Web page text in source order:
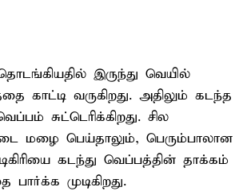
இருந்து வெயில்
காட்டி வருகிறது. அதிலும் கடந்த
சுட்டெரிக்கிறது. சில
மழை பெய்தாலும், பெரும்பாலான
கடந்து வெப்பத்தின் தாக்கம்
பார்க்க முடிகிறது.